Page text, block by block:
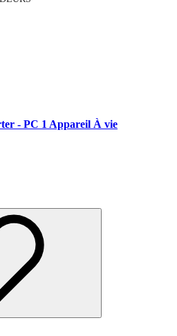
- PC 1 Appareil À vie